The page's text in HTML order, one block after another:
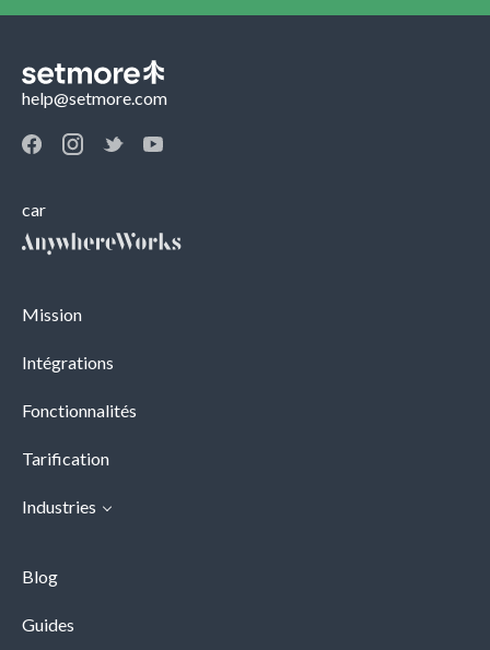
help@setmore.com
car
Mission
Intégrations
Fonctionnalités
Tarification
Industries
Blog
Guides